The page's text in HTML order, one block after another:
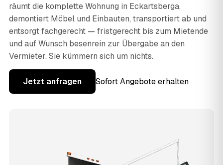
räumt die komplette Wohnung in Eckartsberga,
demontiert Möbel und Einbauten, transportiert ab und
entsorgt fachgerecht — fristgerecht bis zum Mietende
und auf Wunsch besenrein zur Übergabe an den
Vermieter. Sie kümmern sich um nichts.
Jetzt anfragen Sofort Angebote erhalten